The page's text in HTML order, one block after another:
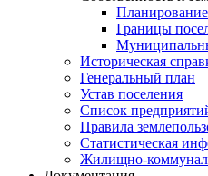
Границы
Историческая
Генеральный план
Устав поселения
Список
Правила
Статистическая
Жилищно-